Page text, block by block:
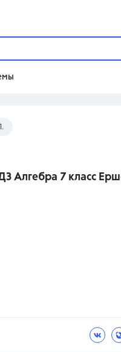
задание
Красота,
Алгебра 7 класс